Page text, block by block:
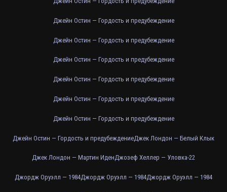
Джейн Остин — Гордость и предубеждение
Джейн Остин — Гордость и предубеждение
Джейн Остин — Гордость и предубеждение
Джейн Остин — Гордость и предубеждение
Джейн Остин — Гордость и предубеждение
Джейн Остин — Гордость и предубеждение
Джейн Остин — Гордость и предубеждениеДжек Лондон — Белый Клык
Джек Лондон — Мартин ИденДжозеф Хеллер — Уловка-22
Джордж Оруэлл — 1984Джордж Оруэлл — 1984Джордж Оруэлл — 1984